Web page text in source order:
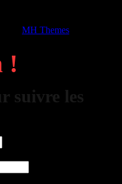
MH Themes
!
suivre les